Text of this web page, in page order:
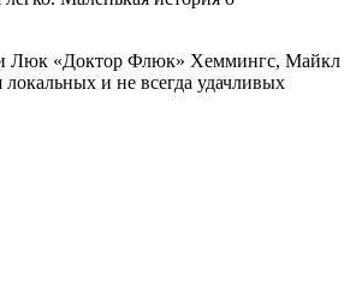
Люк «Доктор Флюк» Хеммингс, Майкл
и не всегда удачливых